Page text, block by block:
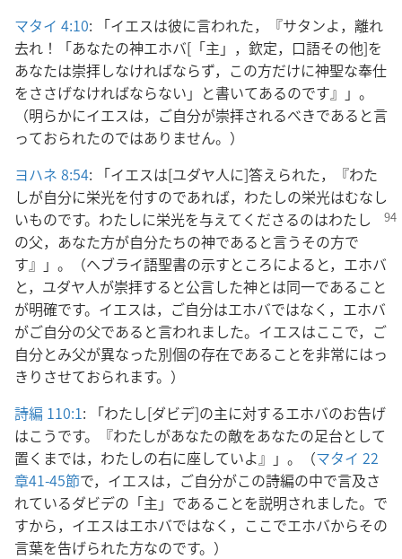
マタイ 4:10: 「イエスは彼に言われた，『サタンよ，離れ
去れ！「あなたの神エホバ[「主」，欽定，口語その他]を
あなたは崇拝しなければならず，この方だけに神聖な奉仕
をささげなければならない」と書いてあるのです』」。
（明らかにイエスは，ご自分が崇拝されるべきであると言
っておられたのではありません。）
ヨハネ 8:54: 「イエスは[ユダヤ人に]答えられた，『わた
しが自分に栄光を付すのであれば，わたしの栄光はむなし
いものです。わたしに栄光を与えてくださるのはわたし
の父，あなた方が自分たちの神であると言うその方で
す』」。（ヘブライ語聖書の示すところによると，エホバ
と，ユダヤ人が崇拝すると公言した神とは同一であること
が明確です。イエスは，ご自分はエホバではなく，エホバ
がご自分の父であると言われました。イエスはここで，ご
自分とみ父が異なった別個の存在であることを非常にはっ
きりさせておられます。）
詩編 110:1: 「わたし[ダビデ]の主に対するエホバのお告げ
はこうです。『わたしがあなたの敵をあなたの足台として
置くまでは，わたしの右に座していよ』」。（マタイ 22
章41-45節で，イエスは，ご自分がこの詩編の中で言及さ
れているダビデの「主」であることを説明されました。で
すから，イエスはエホバではなく，ここでエホバからその
言葉を告げられた方なのです。）